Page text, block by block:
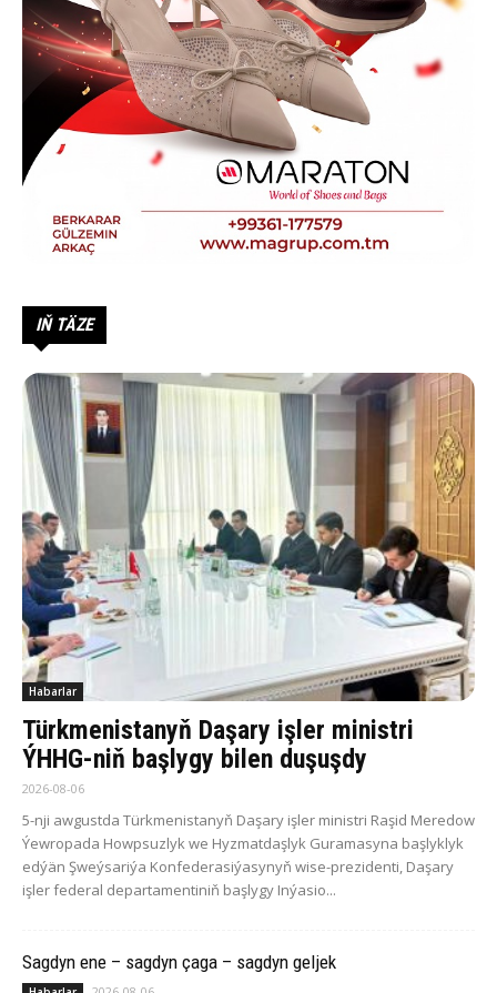
IŇ TÄZE
Habarlar
Türkmenistanyň Daşary işler ministri
ÝHHG-niň başlygy bilen duşuşdy
2026-08-06
5-nji awgustda Türkmenistanyň Daşary işler ministri Raşid Meredow
Ýewropada Howpsuzlyk we Hyzmatdaşlyk Guramasyna başlyklyk
edýän Şweýsariýa Konfederasiýasynyň wise-prezidenti, Daşary
işler federal departamentiniň başlygy Inýasio...
Sagdyn ene – sagdyn çaga – sagdyn geljek